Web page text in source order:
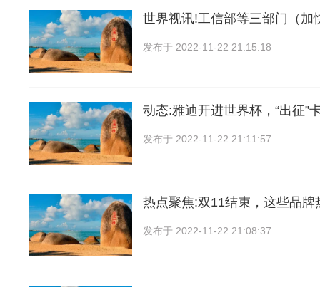
世界视讯!工信部等三部门（加
发布于 2022-11-22 21:15:18
动态:雅迪开进世界杯，“出征”
发布于 2022-11-22 21:11:57
热点聚焦:双11结束，这些品牌
发布于 2022-11-22 21:08:37